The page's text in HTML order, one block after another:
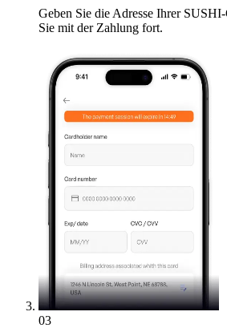
Geben Sie die Adresse Ihrer
Sie mit der Zahlung fort.
03